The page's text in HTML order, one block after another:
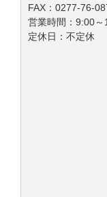
FAX：0277-76-
営業時間：9:00～
定休日：不定休